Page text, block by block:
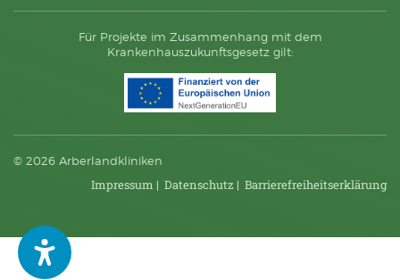
Für Projekte im Zusammenhang mit dem
Krankenhauszukunftsgesetz gilt:
© 2026 Arberlandkliniken
Impressum | Datenschutz | Barriere­frei­heits­erklärung